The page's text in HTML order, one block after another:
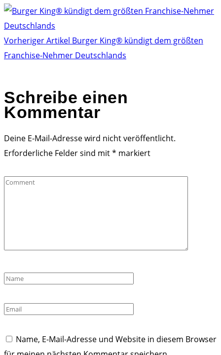
Vorheriger Artikel Burger King® kündigt dem größten
Franchise-Nehmer Deutschlands
Schreibe einen
Kommentar
Deine E-Mail-Adresse wird nicht veröffentlicht.
Erforderliche Felder sind mit* markiert
Comment
Name
Email
Name, E-Mail-Adresse und Website in diesem Browser